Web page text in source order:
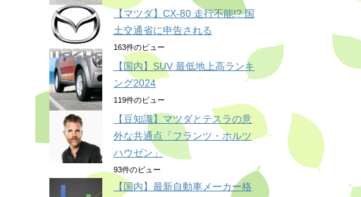
【マツダ】CX-80 走行不能!? 国
土交通省に申告される
163件のビュー
【国内】SUV 最低地上高ランキ
ング2024
119件のビュー
【豆知識】マツダとテスラの意
外な共通点「フランツ・ホルツ
ハウゼン」
93件のビュー
【国内】最新自動車メーカー格